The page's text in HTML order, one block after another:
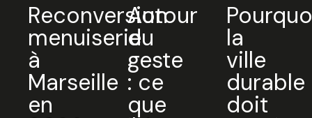
Reconversion
menuiserie
à
Marseille
en
Autour
du
geste
: ce
que
la
ville
durable
doit